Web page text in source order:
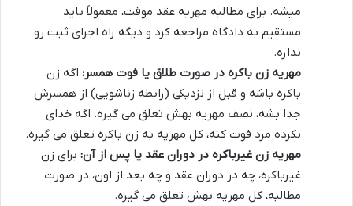
میشه. برای مطالبه مهریه عقد موقت، معمولاً باید
مستقیم به دادگاه مراجعه کرد و دیگه راه اجرای ثبت رو
نداره.
مهریه زن باکره در صورت طلاق یا فوت همسر: اگه زن
باکره باشه و قبل از نزدیکی (رابطه زناشویی) از همسرش
جدا بشه، نصف مهریه بهش تعلق می گیره. اگه خدای
نکرده مرد فوت کنه، کل مهریه به زن باکره تعلق می گیره.
مهریه زن غیرباکره در دوران عقد یا پس از آن: برای زن
غیرباکره، چه در دوران عقد و چه بعد از اون، در صورت
مطالبه، کل مهریه بهش تعلق می گیره.